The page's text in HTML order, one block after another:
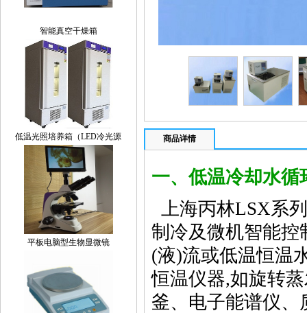
智能真空干燥箱
低温光照培养箱（LED冷光源
平板电脑型生物显微镜
商品详情
一、低温冷却水循
上海丙林LSX系
制冷及微机智能控
(液)流或低温恒温
恒温仪器,如旋转
釜、电子能谱仪